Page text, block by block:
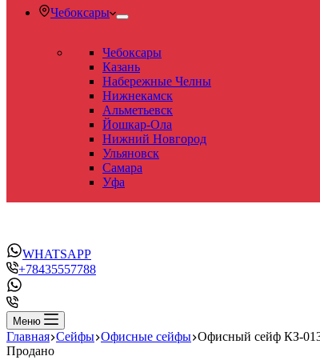
Чебоксары
Чебоксары
Казань
Набережные Челны
Нижнекамск
Альметьевск
Йошкар-Ола
Нижний Новгород
Ульяновск
Самара
Уфа
WHATSAPP
+78435557788
Меню
Главная Сейфы Офисные сейфы Офисный сейф КЗ-
Продано